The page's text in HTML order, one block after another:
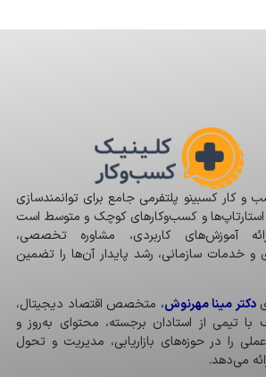
و کار کسبینو پلتفرمی جامع برای توانمندسازی
استارتاپ‌ها و کسب‌وکارهای کوچک و متوسط است
آموزش‌های کاربردی، مشاوره تخصصی،
و خدمات سازمانی، رشد پایدار آن‌ها را تضمین
دکتر مینا مهرنوش، متخصص اقتصاد دیجیتال،
با تیمی از استادان برجسته، محتوای به‌روز و
عملی را در حوزه‌های بازاریابی، مدیریت و تحول
می‌دهد.